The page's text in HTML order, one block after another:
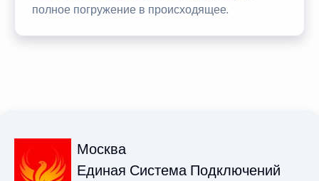
полное погружение в происходящее.
Москва
Единая Система Подключений